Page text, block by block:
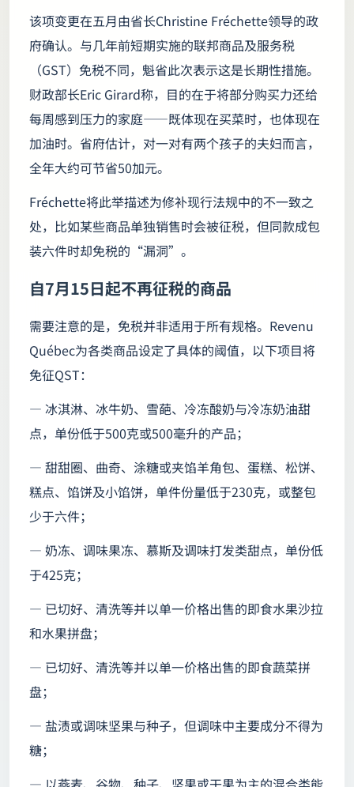
该项变更在五月由省长Christine Fréchette领导的政
府确认。与几年前短期实施的联邦商品及服务税
（GST）免税不同，魁省此次表示这是长期性措施。
财政部长Eric Girard称，目的在于将部分购买力还给
每周感到压力的家庭——既体现在买菜时，也体现在
加油时。省府估计，对一对有两个孩子的夫妇而言，
全年大约可节省50加元。
Fréchette将此举描述为修补现行法规中的不一致之
处，比如某些商品单独销售时会被征税，但同款成包
装六件时却免税的“漏洞”。
自7月15日起不再征税的商品
需要注意的是，免税并非适用于所有规格。Revenu
Québec为各类商品设定了具体的阈值，以下项目将
免征QST：
— 冰淇淋、冰牛奶、雪葩、冷冻酸奶与冷冻奶油甜
点，单份低于500克或500毫升的产品；
— 甜甜圈、曲奇、涂糖或夹馅羊角包、蛋糕、松饼、
糕点、馅饼及小馅饼，单件份量低于230克，或整包
少于六件；
— 奶冻、调味果冻、慕斯及调味打发类甜点，单份低
于425克；
— 已切好、清洗等并以单一价格出售的即食水果沙拉
和水果拼盘；
— 已切好、清洗等并以单一价格出售的即食蔬菜拼
盘；
— 盐渍或调味坚果与种子，但调味中主要成分不得为
糖；